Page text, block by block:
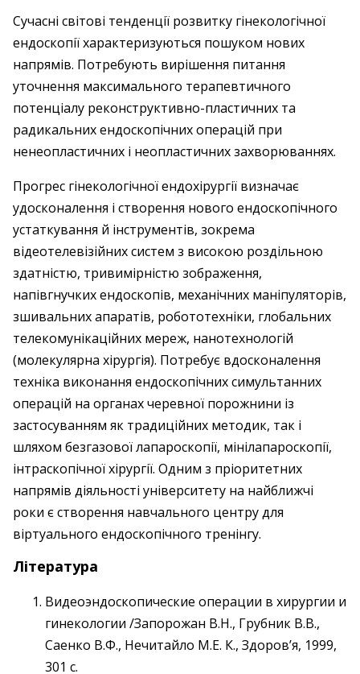
Сучасні світові тенденції розвитку гінекологічної
ендоскопії характеризуються пошуком нових
напрямів. Потребують вирішення питання
уточнення максимального терапевтичного
потенціалу реконструктивно-пластичних та
радикальних ендоскопічних операцій при
ненеопластичних і неопластичних захворюваннях.
Прогрес гінекологічної ендохірургії визначає
удосконалення і створення нового ендоскопічного
устаткування й інструментів, зокрема
відеотелевізійних систем з високою роздільною
здатністю, тривимірністю зображення,
напівгнучких ендоскопів, механічних маніпуляторів,
зшивальних апаратів, робототехніки, глобальних
телекомунікаційних мереж, нанотехнологій
(молекулярна хірургія). Потребує вдосконалення
техніка виконання ендоскопічних симультанних
операцій на органах черевної порожнини із
застосуванням як традиційних методик, так і
шляхом безгазової лапароскопії, мінілапароскопії,
інтраскопічної хірургії. Одним з пріоритетних
напрямів діяльності університету на найближчі
роки є створення навчального центру для
віртуального ендоскопічного тренінгу.
Література
Видеоэндоскопические операции в хирургии и
гинекологии /Запорожан В.Н., Грубник В.В.,
Саенко В.Ф., Нечитайло М.Е. К., Здоров’я, 1999,
301 с.